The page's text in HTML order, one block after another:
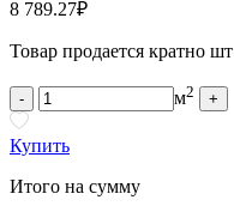
8 789.27₽
Товар продается кратно шт
- м2 +
Купить
Итого на сумму